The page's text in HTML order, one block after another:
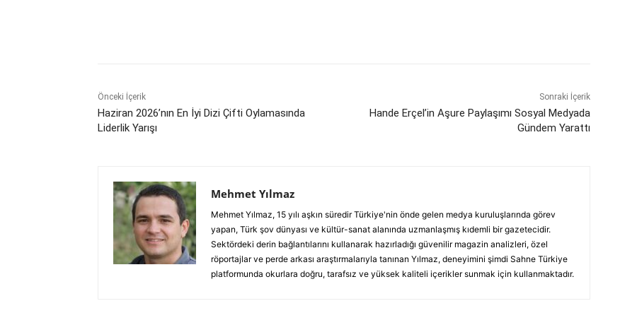
Önceki İçerik
Haziran 2026’nın En İyi Dizi Çifti Oylamasında
Liderlik Yarışı
Sonraki İçerik
Hande Erçel’in Aşure Paylaşımı Sosyal Medyada
Gündem Yarattı
Mehmet Yılmaz
Mehmet Yılmaz, 15 yılı aşkın süredir Türkiye'nin önde gelen medya kuruluşlarında görev
yapan, Türk şov dünyası ve kültür-sanat alanında uzmanlaşmış kıdemli bir gazetecidir.
Sektördeki derin bağlantılarını kullanarak hazırladığı güvenilir magazin analizleri, özel
röportajlar ve perde arkası araştırmalarıyla tanınan Yılmaz, deneyimini şimdi Sahne Türkiye
platformunda okurlara doğru, tarafsız ve yüksek kaliteli içerikler sunmak için kullanmaktadır.